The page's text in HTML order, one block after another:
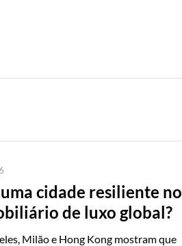
cidade resiliente no
de luxo global?
Milão e Hong Kong mostram que